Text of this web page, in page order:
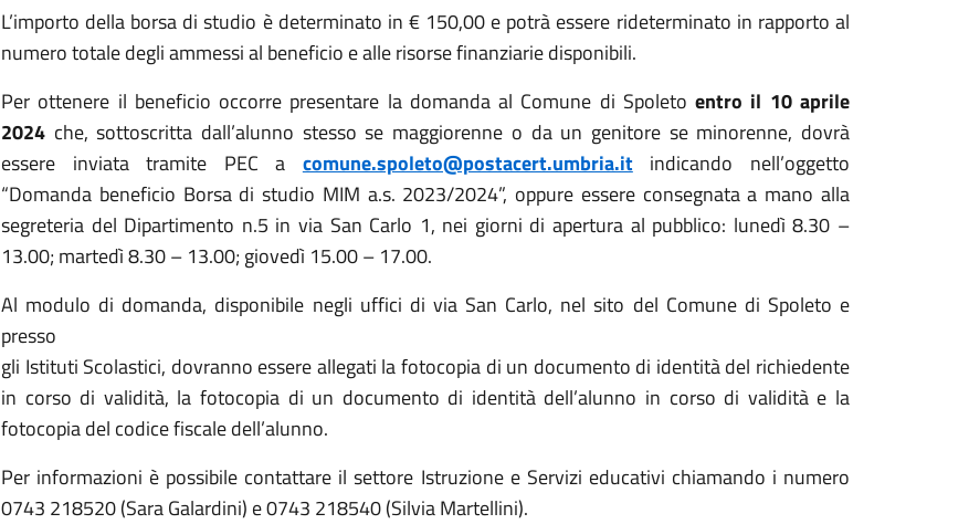
L’importo della borsa di studio è determinato in € 150,00 e potrà essere rideterminato in rapporto al
numero totale degli ammessi al beneficio e alle risorse finanziarie disponibili.
Per ottenere il beneficio occorre presentare la domanda al Comune di Spoletoentro il 10 aprile
2024che, sottoscritta dall’alunno stesso se maggiorenne o da un genitore se minorenne, dovrà
essere inviata tramite PEC a comune.spoleto@postacert.umbria.itindicando nell’oggetto
“Domanda beneficio Borsa di studio MIM a.s. 2023/2024”, oppure essere consegnata a mano alla
segreteria del Dipartimento n.5 in via San Carlo 1, nei giorni di apertura al pubblico: lunedì 8.30 –
13.00; martedì 8.30 – 13.00; giovedì 15.00 – 17.00.
Al modulo di domanda, disponibile negli uffici di via San Carlo, nel sito del Comune di Spoleto e
presso
gli Istituti Scolastici, dovranno essere allegati la fotocopia di un documento di identità del richiedente
in corso di validità, la fotocopia di un documento di identità dell’alunno in corso di validità e la
fotocopia del codice fiscale dell’alunno.
Per informazioni è possibile contattare il settore Istruzione e Servizi educativi chiamando i numero
0743 218520 (Sara Galardini) e 0743 218540 (Silvia Martellini).